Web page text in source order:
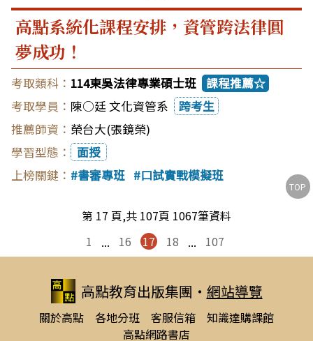
高點系統化課程安排，資管跨法律圓
夢成功！
114東吳法律專業碩士班 課程推薦☆
陳○廷 文化資管系
跨考生
榮台大(張鏡榮)
面授
書審專班
口試實戰模擬班
第 17 頁,共 107頁 1067筆資料
1
... 16 17 18 ... 107
高點教育出版集團 ‧ 網站導覽
關於高點 各地分班 客服信箱
知識達購課館
高點網路書店
TOP